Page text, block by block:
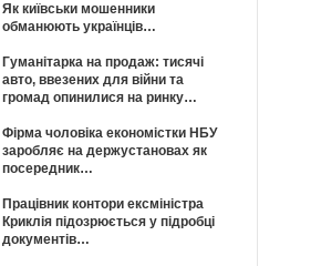
Як київськи мошенники
обманюють українців…
Гуманітарка на продаж: тисячі
авто, ввезених для війни та
громад опинилися на ринку…
Фірма чоловіка економістки НБУ
заробляє на держустановах як
посередник…
Працівник контори ексміністра
Криклія підозрюється у підробці
документів…